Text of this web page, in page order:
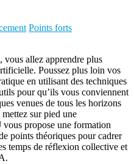
Points forts
vous allez apprendre plus
Poussez plus loin vos
en utilisant des techniques
pour qu’ils vous conviennent
venues de tous les horizons
sur pied une
propose une formation
points théoriques pour cadrer
temps de réflexion collective et